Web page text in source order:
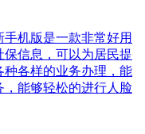
机版是一款非常好用
信息，可以为居民提
各样的业务办理，能
能够轻松的进行人脸